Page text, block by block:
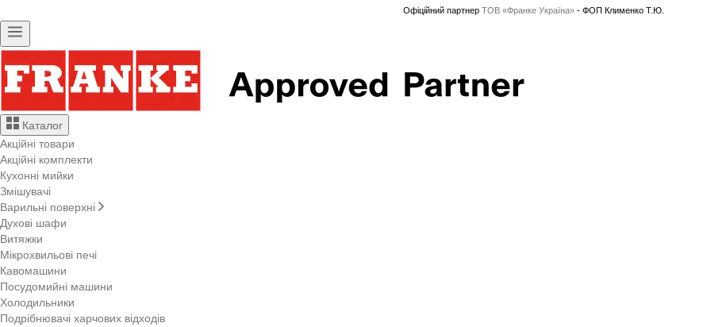
Офіційний партнер ТОВ «Франке Україна»- ФОП Клименко Т.Ю.
Каталог
Акційні товари
Акційні комплекти
Кухонні мийки
Змішувачі
Варильні поверхні
Духові шафи
Витяжки
Мікрохвильові печі
Кавомашини
Посудомийні машини
Холодильники
Подрібнювачі харчових відходів